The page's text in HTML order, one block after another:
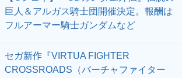
巨人＆アルガス騎士団開催決定。報酬は
フルアーマー騎士ガンダムなど
セガ新作『VIRTUA FIGHTER
CROSSROADS（バーチャファイター